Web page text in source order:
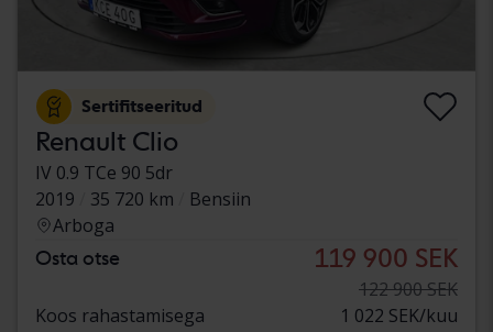
Sertifitseeritud
Renault Clio
IV 0.9 TCe 90 5dr
2019
35 720 km
Bensiin
Arboga
Osta otse 119 900 SEK
122 900 SEK
Koos rahastamisega
1 022 SEK/kuu